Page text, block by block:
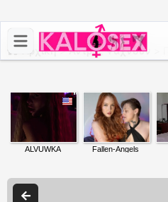
Αρχική >Άντρες Ψάχνουν